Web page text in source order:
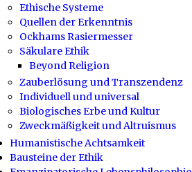
Ethische Systeme
Quellen der Erkenntnis
Ockhams Rasiermesser
Säkulare Ethik
Beyond Religion
Zauberlösung und Transzendenz
Individuell und universal
Biologisches Erbe und Kultur
Zweckmäßigkeit und Altruismus
Humanistische Achtsamkeit
Bausteine der Ethik